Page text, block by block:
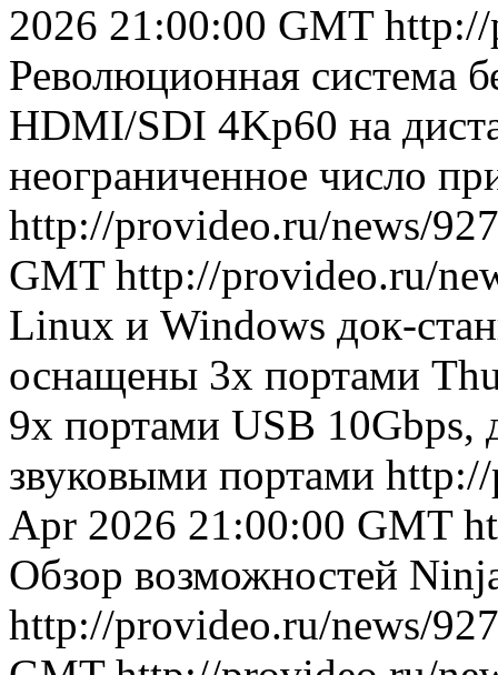
2026 21:00:00 GMT http://
Революционная система
HDMI/SDI 4Kp60 на
неограниченное число
http://provideo.ru/news/
GMT http://provideo.ru/
Linux и Windows док-
оснащены 3х портами
9x портами USB 10Gbps,
звуковыми портами
Apr 2026 21:00:00 GMT
Обзор возможностей
http://provideo.ru/news/